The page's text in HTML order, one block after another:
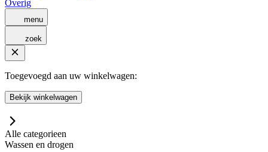
Overig
menu
zoek
Toegevoegd aan uw winkelwagen:
Bekijk winkelwagen
Alle categorieen
Wassen en drogen